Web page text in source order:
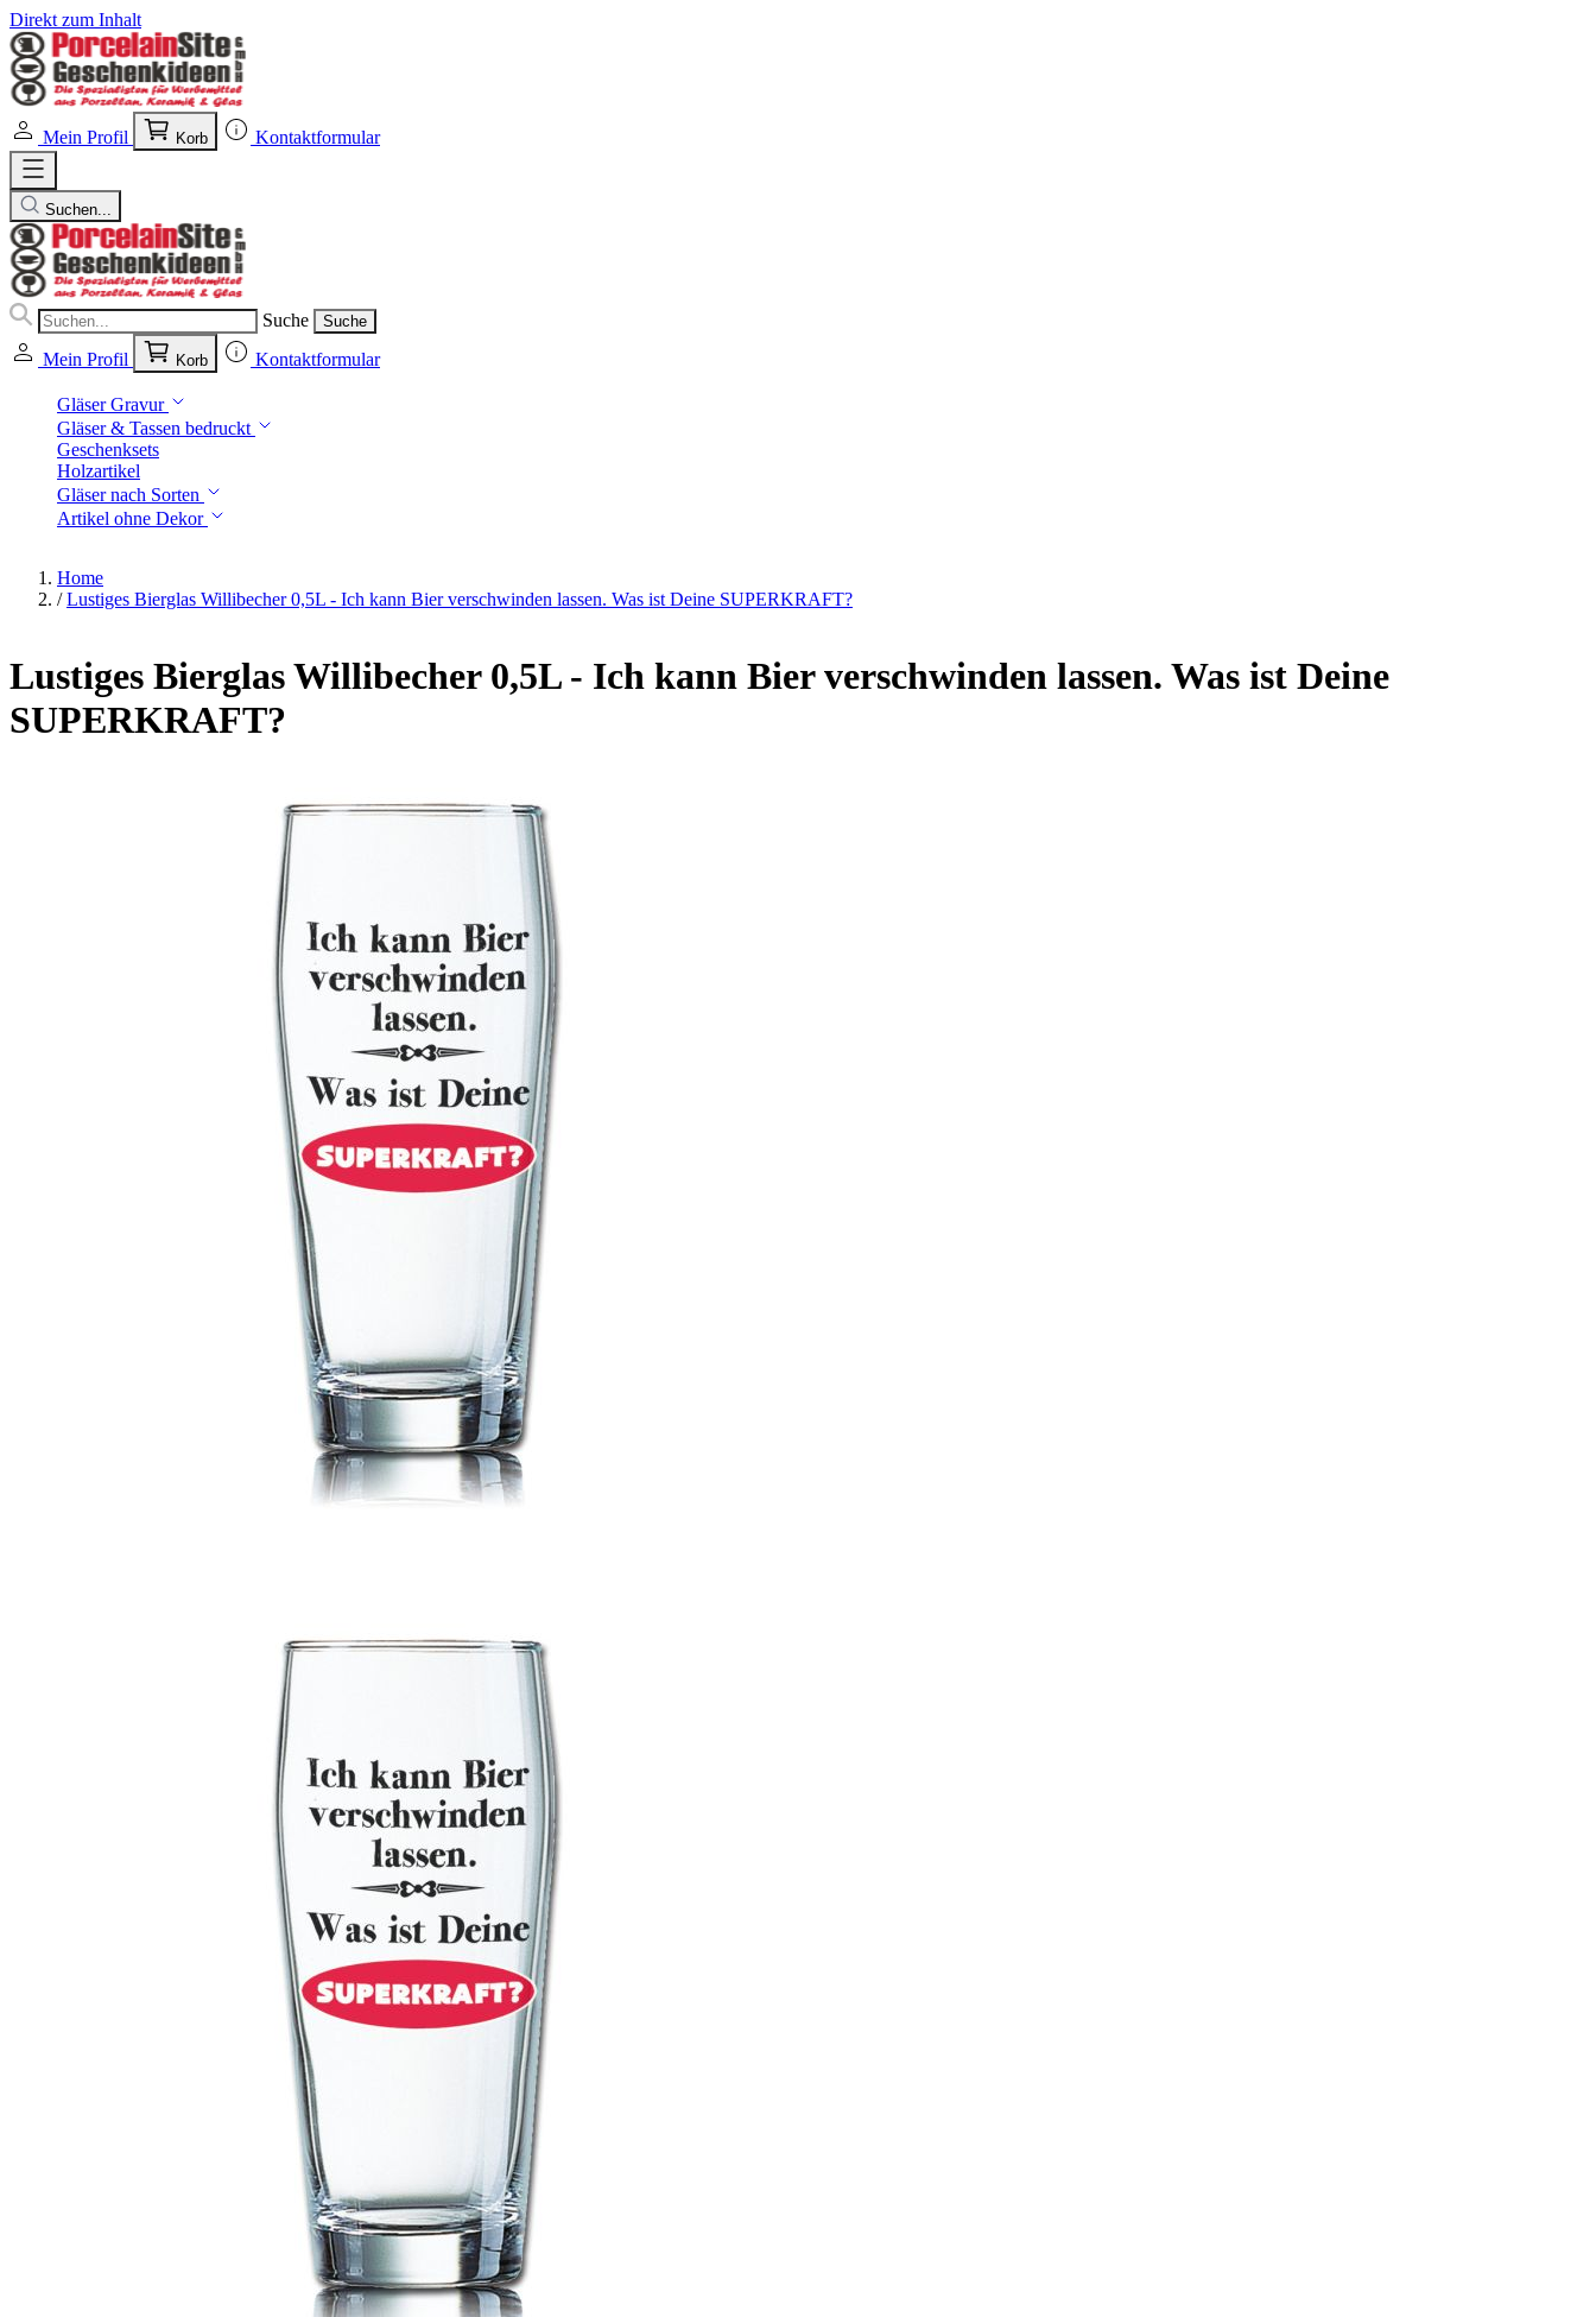
Direkt zum Inhalt
Mein Profil Korb Kontaktformular
Suchen...
Suche Suche
Mein Profil Korb Kontaktformular
Gläser Gravur
Gläser & Tassen bedruckt
Geschenksets
Holzartikel
Gläser nach Sorten
Artikel ohne Dekor
Home
/ Lustiges Bierglas Willibecher 0,5L - Ich kann Bier verschwinden lassen. Was ist Deine SUPERKRAFT?
Lustiges Bierglas Willibecher 0,5L - Ich kann Bier verschwinden lassen. Was ist Deine
SUPERKRAFT?